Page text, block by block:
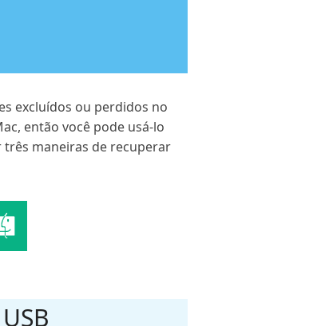
excluídos ou perdidos no
então você pode usá-lo
maneiras de recuperar